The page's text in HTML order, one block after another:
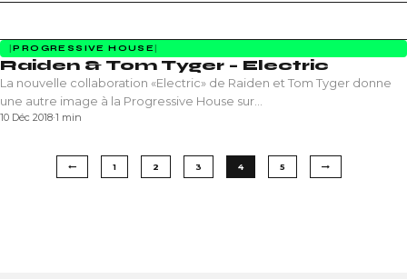
PROGRESSIVE HOUSE
Raiden & Tom Tyger – Electric
La nouvelle collaboration «Electric» de Raiden et Tom Tyger donne
une autre image à la Progressive House sur…
10 Déc 2018·1 min
1 2 3 4 5